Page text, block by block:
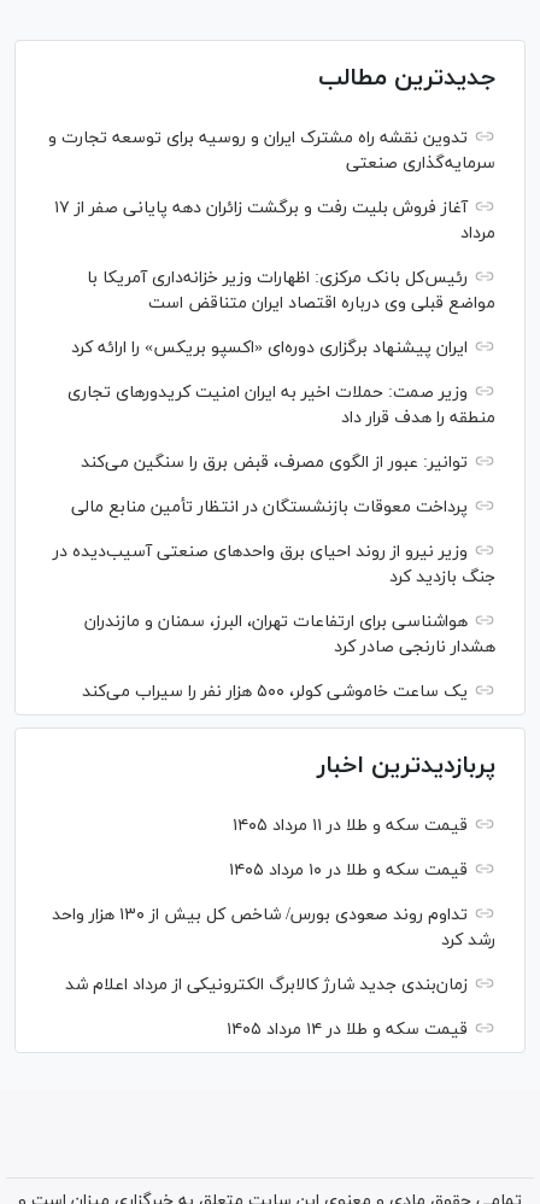
جدیدترین مطالب
تدوین نقشه راه مشترک ایران و روسیه برای توسعه تجارت و
سرمایه‌گذاری صنعتی
آغاز فروش بلیت رفت و برگشت زائران دهه پایانی صفر از ۱۷
مرداد
رئیس‌کل بانک مرکزی: اظهارات وزیر خزانه‌داری آمریکا با
مواضع قبلی وی درباره اقتصاد ایران متناقض است
ایران پیشنهاد برگزاری دوره‌ای «اکسپو بریکس» را ارائه کرد
وزیر صمت: حملات اخیر به ایران امنیت کریدورهای تجاری
منطقه را هدف قرار داد
توانیر: عبور از الگوی مصرف، قبض برق را سنگین می‌کند
پرداخت معوقات بازنشستگان در انتظار تأمین منابع مالی
وزیر نیرو از روند احیای برق واحدهای صنعتی آسیب‌دیده در
جنگ بازدید کرد
هواشناسی برای ارتفاعات تهران، البرز، سمنان و مازندران
هشدار نارنجی صادر کرد
یک ساعت خاموشی کولر، ۵۰۰ هزار نفر را سیراب می‌کند
پربازدیدترین اخبار
قیمت سکه و طلا در ۱۱ مرداد ۱۴۰۵
قیمت سکه و طلا در ۱۰ مرداد ۱۴۰۵
تداوم روند صعودی بورس/ شاخص کل بیش از ۱۳۰ هزار واحد
رشد کرد
زمان‌بندی جدید شارژ کالابرگ الکترونیکی از مرداد اعلام شد
قیمت سکه و طلا در ۱۴ مرداد ۱۴۰۵